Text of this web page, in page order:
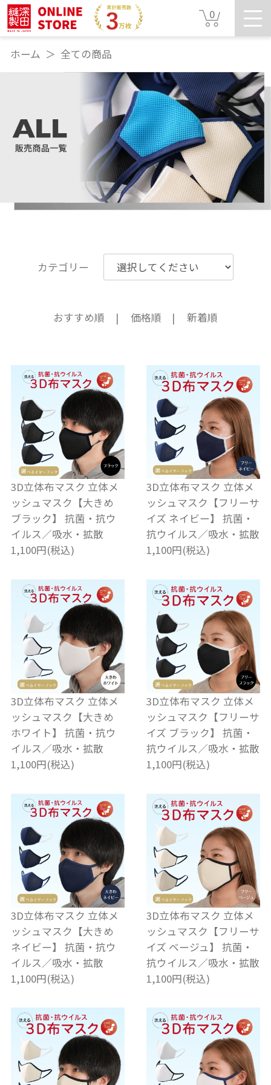
0
ホーム 全ての商品
カテゴリー
おすすめ順 価格順 新着順
3D立体布マスク 立体メ
ッシュマスク【大きめ
ブラック】 抗菌・抗ウ
イルス／吸水・拡散
1,100円(税込)
3D立体布マスク 立体メ
ッシュマスク【フリーサ
イズ ネイビー】 抗菌・
抗ウイルス／吸水・拡散
1,100円(税込)
3D立体布マスク 立体メ
ッシュマスク【大きめ
ホワイト】 抗菌・抗ウ
イルス／吸水・拡散
1,100円(税込)
3D立体布マスク 立体メ
ッシュマスク【フリーサ
イズ ブラック】 抗菌・
抗ウイルス／吸水・拡散
1,100円(税込)
3D立体布マスク 立体メ
ッシュマスク【大きめ
ネイビー】 抗菌・抗ウ
イルス／吸水・拡散
1,100円(税込)
3D立体布マスク 立体メ
ッシュマスク【フリーサ
イズ ベージュ】 抗菌・
抗ウイルス／吸水・拡散
1,100円(税込)